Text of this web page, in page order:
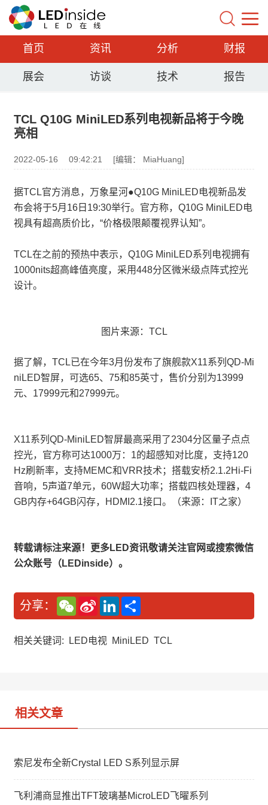
首页 资讯 分析 财报
展会 访谈 技术 报告
TCL Q10G MiniLED系列电视新品将于今晚
亮相
2022-05-16 09:42:21 [编辑： MiaHuang]
据TCL官方消息，万象星河●Q10G MiniLED电视新品发
布会将于5月16日19:30举行。官方称，Q10G MiniLED电
视具有超高质价比，“价格极限颠覆视界认知”。
TCL在之前的预热中表示，Q10G MiniLED系列电视拥有
1000nits超高峰值亮度，采用448分区微米级点阵式控光
设计。
图片来源：TCL
据了解，TCL已在今年3月份发布了旗舰款X11系列QD-Mi
niLED智屏，可选65、75和85英寸，售价分别为13999
元、17999元和27999元。
X11系列QD-MiniLED智屏最高采用了2304分区量子点点
控光，官方称可达1000万：1的超感知对比度，支持120
Hz刷新率，支持MEMC和VRR技术；搭载安桥2.1.2Hi-Fi
音响，5声道7单元，60W超大功率；搭载四核处理器，4
GB内存+64GB闪存，HDMI2.1接口。（来源：IT之家）
转载请标注来源！更多LED资讯敬请关注官网或搜索微信
公众账号（LEDinside）。
分享：
W
e
C
a
S
n
W
L
n
e
相关关键词: LED电视 MiniLED TCL
相关文章
索尼发布全新Crystal LED S系列显示屏
飞利浦商显推出TFT玻璃基MicroLED飞曜系列